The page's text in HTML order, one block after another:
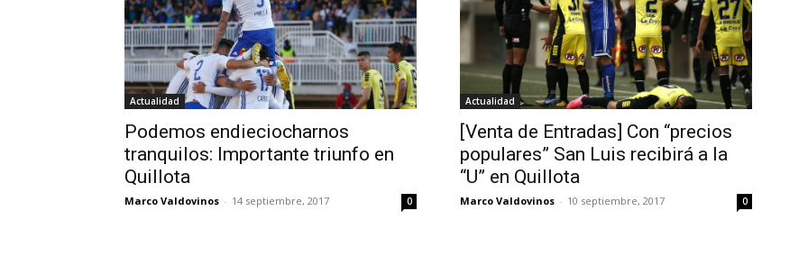
Actualidad
Podemos endieciocharnos
tranquilos: Importante triunfo en
Quillota
Marco Valdovinos - 14 septiembre, 2017 0
Actualidad
[Venta de Entradas] Con “precios
populares” San Luis recibirá a la
“U” en Quillota
Marco Valdovinos - 10 septiembre, 2017 0